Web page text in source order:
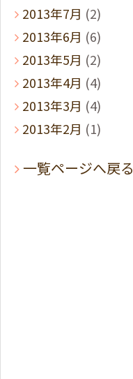
2013年7月 (2)
2013年6月 (6)
2013年5月 (2)
2013年4月 (4)
2013年3月 (4)
2013年2月 (1)
一覧ページへ戻る